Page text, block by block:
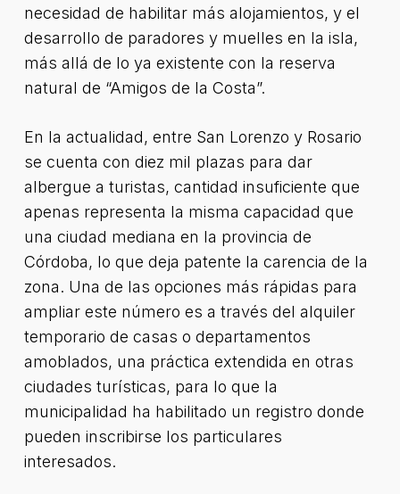
necesidad de habilitar más alojamientos, y el
desarrollo de paradores y muelles en la isla,
más allá de lo ya existente con la reserva
natural de “Amigos de la Costa”.
En la actualidad, entre San Lorenzo y Rosario
se cuenta con diez mil plazas para dar
albergue a turistas, cantidad insuficiente que
apenas representa la misma capacidad que
una ciudad mediana en la provincia de
Córdoba, lo que deja patente la carencia de la
zona. Una de las opciones más rápidas para
ampliar este número es a través del alquiler
temporario de casas o departamentos
amoblados, una práctica extendida en otras
ciudades turísticas, para lo que la
municipalidad ha habilitado un registro donde
pueden inscribirse los particulares
interesados.